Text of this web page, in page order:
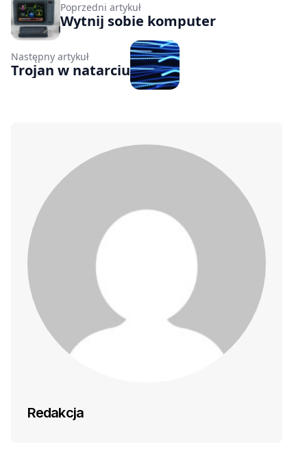
Poprzedni artykuł
Wytnij sobie komputer
Następny artykuł
Trojan w natarciu
Redakcja